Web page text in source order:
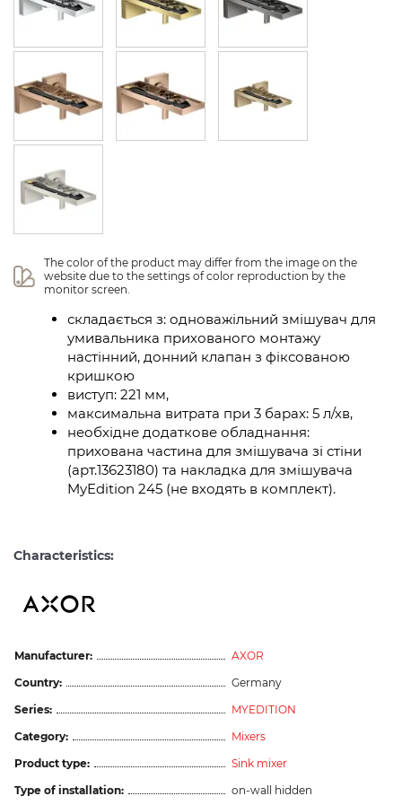
The color of the product may differ from the image on the
website due to the settings of color reproduction by the
monitor screen.
складається з: одноважільний змішувач для
умивальника прихованого монтажу
настінний, донний клапан з фіксованою
кришкою
виступ: 221 мм,
максимальна витрата при 3 барах: 5 л/хв,
необхідне додаткове обладнання:
прихована частина для змішувача зі стіни
(арт.13623180) та накладка для змішувача
MyEdition 245 (не входять в комплект).
Characteristics:
Manufacturer:
AXOR
Country:
Germany
Series:
MYEDITION
Category:
Mixers
Product type:
Sink mixer
Type of installation:
on-wall hidden